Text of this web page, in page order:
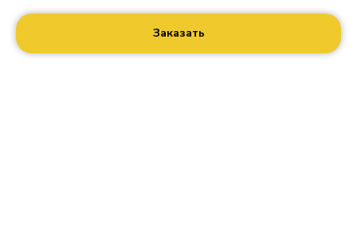
Заказать